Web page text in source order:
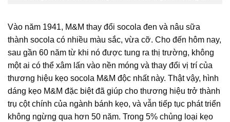
Vào năm 1941, M&M thay đổi socola đen và nâu sữa
thành socola có nhiều màu sắc, vừa cỡ. Cho đến hôm nay,
sau gần 60 năm từ khi nó được tung ra thị trường, không
một ai có thể xâm lấn vào nền móng và thay đổi vị trí của
thương hiệu kẹo socola M&M độc nhất này. Thật vậy, hình
dáng kẹo M&M đặc biệt đã giúp cho thương hiệu trở thành
trụ cột chính của ngành bánh kẹo, và vẫn tiếp tục phát triển
không ngừng qua hơn 50 năm. Trong 5% chủng loại kẹo